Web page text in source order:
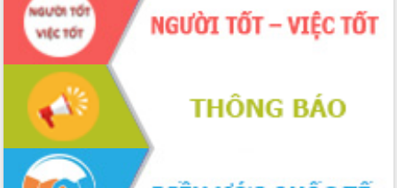
Thủ tướng Chính phủ Phạm Minh Chính
kiểm tra, chỉ đạo hoàn thành các dự
án cao tốc và thăm khu tái định cư tại
Đắk Lắk
Sôi nổi Hội đua ngựa truyền thống Gò
Thì Thùng mừng Xuân Bính Ngọ 2026
Lãnh đạo tỉnh dâng hương tưởng niệm
tại Đập Đồng Cam đầu Xuân Bính Ngọ
Ngành nông nghiệp phấn đấu tăng
trưởng đạt 5,86% trong năm 2026